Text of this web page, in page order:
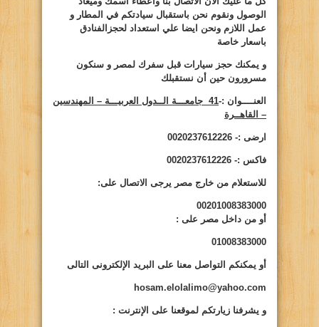
الوصول ونقوم نحن باستقبال سيادتكم في المطار و
عمل اللازم ونحن ايضا علي استعداد لحجزالفنادق
باسعار خاصة
و يمكنك حجز سيارات قبل سفرك لمصر و سنكون
مسرورون حين أن نستقبلك
العنــــوان :-41 جامعـــة الــدول العربيـــة – المهندسين
– القاهــرة
ارضى :-
فاكس :- 0020237612226
للاستعلام من خارج مصر يرجى الاتصال على:
00201008383000
أو من داخل مصر على :
01008383000
أو يمكنكم التواصل معنا على البريد الإلكترونى التالى
hosam.elolalimo@yahoo.com
و يشرفنا زيارتكم لموقعنا على الإنترنت :